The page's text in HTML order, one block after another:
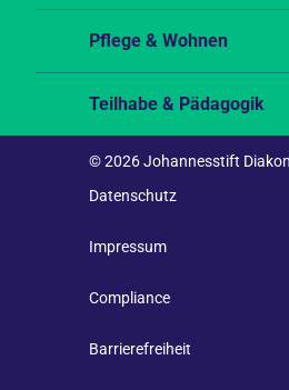
Pflege & Wohnen
Teilhabe & Pädagogik
© 2026 Johannesstift
Datenschutz
Impressum
Compliance
Barrierefreiheit